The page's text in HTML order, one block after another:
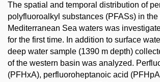
The spatial and temporal distribution of
polyfluoroalkyl substances (PFASs) in the
Mediterranean Sea waters was
for the first time. In addition to surface
deep water sample (1390 m depth)
of the western basin was analyzed.
(PFHxA), perfluoroheptanoic acid